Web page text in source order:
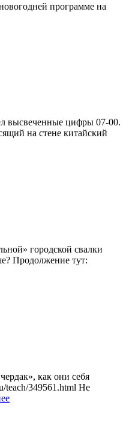
программе на
высвеченные цифры 07-00.
на стене китайский
городской свалки
Продолжение тут:
как они себя
teach/349561.html Не